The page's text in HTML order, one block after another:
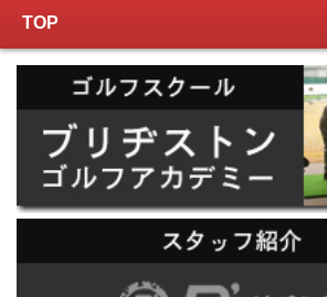
サマータイムのお知らせ
～サマータイムのお知･･･
ピーズリンクス インス･･･
8月来場者プレゼントお知らせ
平素はピーズリンクスを･･･
TOP